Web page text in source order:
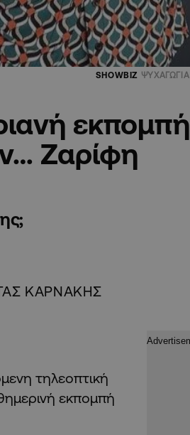
SHOWBIZ ΨΥΧΑΓΩΓΙΑ
εκπομπή
Ζαρίφη
ΚΑΡΝΑΚΗΣ
τηλεοπτική
εκπομπή